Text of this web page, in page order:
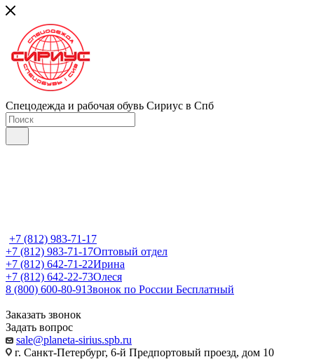
Спецодежда и рабочая обувь Сириус в Спб
+7 (812) 983-71-17
+7 (812) 983-71-17Оптовый отдел
+7 (812) 642-71-22Ирина
+7 (812) 642-22-73Олеся
8 (800) 600-80-91Звонок по России Бесплатный
Заказать звонок
Задать вопрос
sale@planeta-sirius.spb.ru
г. Санкт-Петербург, 6-й Предпортовый проезд, дом 10